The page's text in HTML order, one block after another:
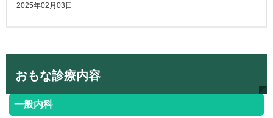
2025年02月03日
おもな診療内容
一般内科